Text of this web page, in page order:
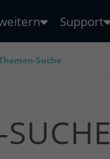
Support
Suche